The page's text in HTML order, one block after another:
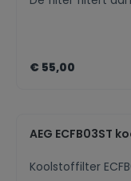
€ 55,00
AEG ECFB03ST
Koolstoffilter